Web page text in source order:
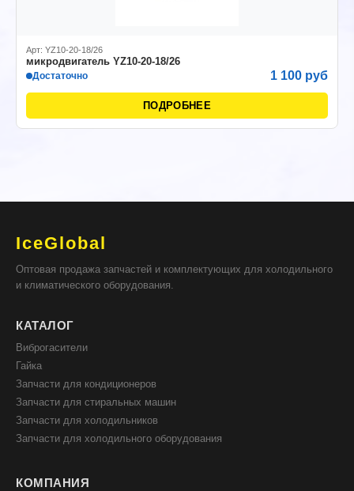
Арт: YZ10-20-18/26
микродвигатель YZ10-20-18/26
Достаточно 1 100 руб
ПОДРОБНЕЕ
IceGlobal
Оптовая продажа запчастей и комплектующих для холодильного
и климатического оборудования.
КАТАЛОГ
Виброгасители
Гайка
Запчасти для кондиционеров
Запчасти для стиральных машин
Запчасти для холодильников
Запчасти для холодильного оборудования
КОМПАНИЯ